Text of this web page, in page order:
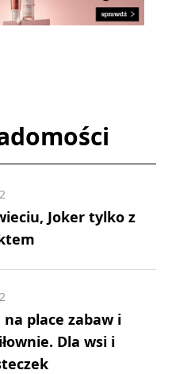
Joker tylko z
na place zabaw i
Dla wsi i